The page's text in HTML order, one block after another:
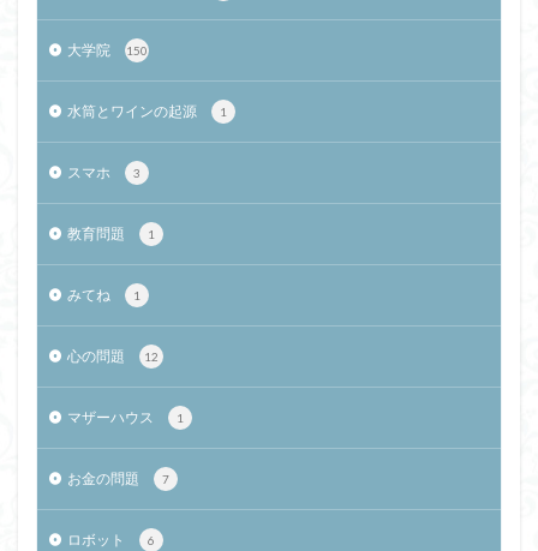
大学院 150
水筒とワインの起源 1
スマホ 3
教育問題 1
みてね 1
心の問題 12
マザーハウス 1
お金の問題 7
ロボット 6